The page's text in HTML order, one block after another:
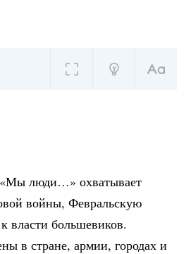
«Мы люди…» охватывает
войны, Февральскую
власти большевиков.
в стране, армии, городах и